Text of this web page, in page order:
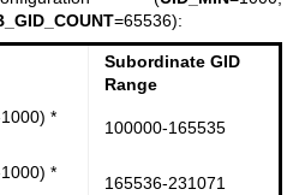
=65536):
Subordinate GID
Range
*
100000-165535
*
165536-231071